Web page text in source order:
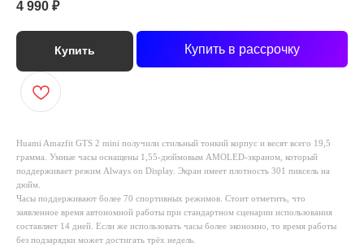
4 990 ₽
Купить Купить в рассрочку
Huami Amazfit GTS 2 mini получили стильный тонкий корпус и весят всего 19,5
грамма. Умные часы оснащены 1,55-дюймовым AMOLED-экраном, который
поддерживает режим Always on Display. Экран имеет плотность 301 пиксель на
дюйм.
Часы поддерживают более 70 спортивных режимов. Стоит отметить, что
заявленное время автономной работы при стандартном сценарии использования
составляет 14 дней. Если же использовать часы более экономно, то время работы
без подзарядки может достигать трёх недель.